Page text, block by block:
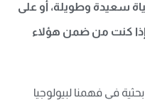
سعيدة وطويلة، أو على
كنت من ضمن هؤلاء
في فهمنا لبيولوجيا